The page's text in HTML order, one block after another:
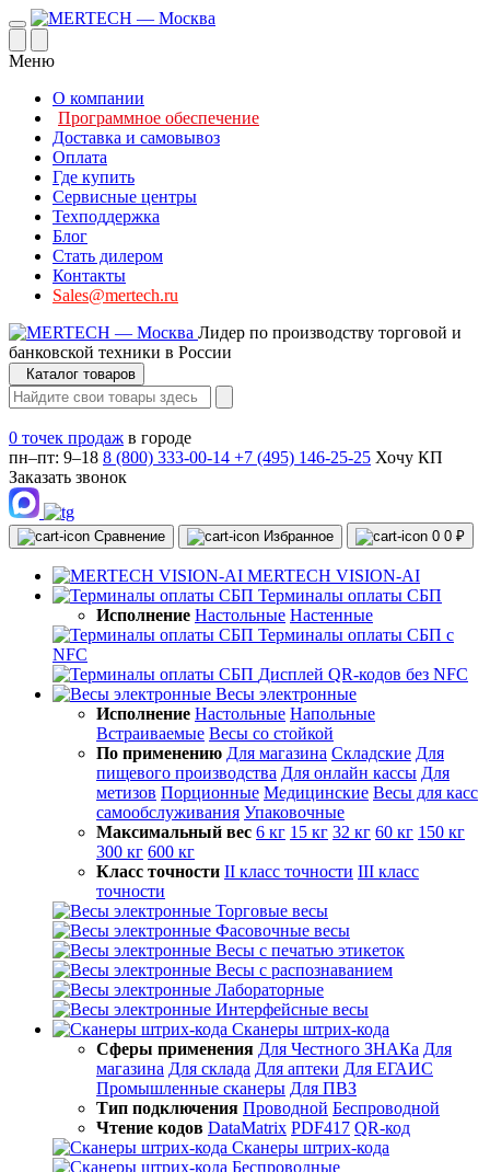
Меню
О компании
Программное обеспечение
Доставка и самовывоз
Оплата
Где купить
Сервисные центры
Техподдержка
Блог
Стать дилером
Контакты
Sales@mertech.ru
Лидер по производству торговой и
банковской техники в России
Каталог товаров
0 точек продаж в городе
пн–пт: 9–18 8 (800) 333-00-14 +7 (495) 146-25-25 Хочу КП
Заказать звонок
Сравнение Избранное 0 0 ₽
MERTECH VISION-AI
Терминалы оплаты СБП
Исполнение Настольные Настенные
Терминалы оплаты СБП с
NFC
Дисплей QR-кодов без NFC
Весы электронные
Исполнение Настольные Напольные
Встраиваемые Весы со стойкой
По применению Для магазина Складские Для
пищевого производства Для онлайн кассы Для
метизов Порционные Медицинские Весы для касс
самообслуживания Упаковочные
Максимальный вес 6 кг 15 кг 32 кг 60 кг 150 кг
300 кг 600 кг
Класс точности II класс точности III класс
точности
Торговые весы
Фасовочные весы
Весы с печатью этикеток
Весы с распознаванием
Лабораторные
Интерфейсные весы
Сканеры штрих-кода
Сферы применения Для Честного ЗНАКа Для
магазина Для склада Для аптеки Для ЕГАИС
Промышленные сканеры Для ПВЗ
Тип подключения Проводной Беспроводной
Чтение кодов DataMatrix PDF417 QR-код
Сканеры штрих-кода
Беспроводные